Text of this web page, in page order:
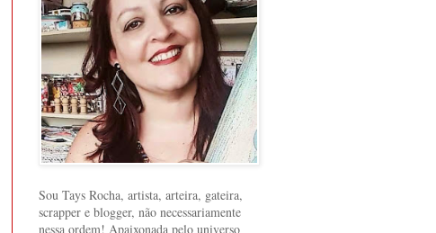
Sou Tays Rocha, artista, arteira, gateira,
scrapper e blogger, não necessariamente
nessa ordem! Apaixonada pelo universo